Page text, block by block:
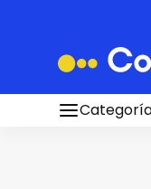
Conocé todos